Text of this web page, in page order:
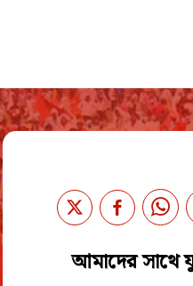
আমাদের সাথে